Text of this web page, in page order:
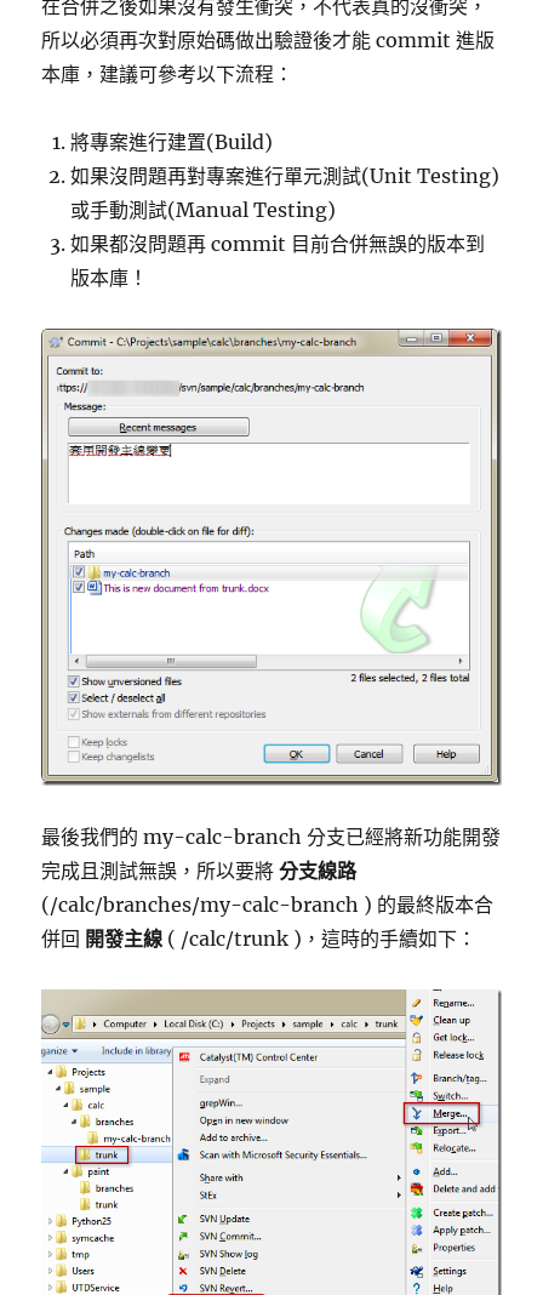
在合併之後如果沒有發生衝突，不代表真的沒衝突，
所以必須再次對原始碼做出驗證後才能 commit 進版
本庫，建議可參考以下流程：
將專案進行建置(Build)
如果沒問題再對專案進行單元測試(Unit Testing)
或手動測試(Manual Testing)
如果都沒問題再 commit 目前合併無誤的版本到
版本庫！
最後我們的 my-calc-branch 分支已經將新功能開發
完成且測試無誤，所以要將分支線路
(/calc/branches/my-calc-branch ) 的最終版本合
併回 開發主線 ( /calc/trunk )，這時的手續如下：